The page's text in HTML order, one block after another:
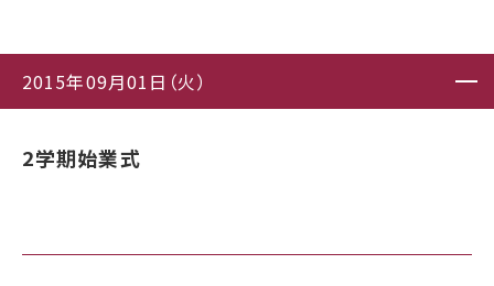
2015年09月01日（火）
2学期始業式